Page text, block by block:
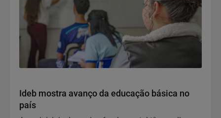
Ideb mostra avanço da educação básica no
país